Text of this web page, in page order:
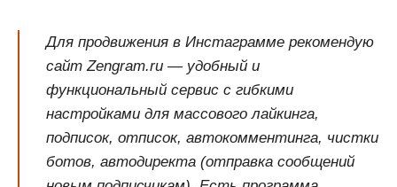
Для продвижения в Инстаграмме рекомендую
сайт Zengram.ru — удобный и
функциональный сервис с гибкими
настройками для массового лайкинга,
подписок, отписок, автокомментинга, чистки
ботов, автодиректа (отправка сообщений